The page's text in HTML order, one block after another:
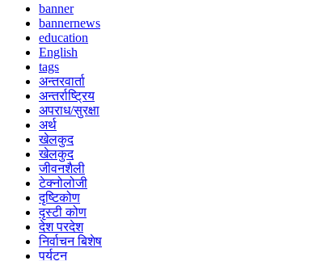
banner
bannernews
education
English
tags
अन्तरवार्ता
अन्तर्राष्ट्रिय
अपराध/सुरक्षा
अर्थ
खेलकुद
खेलकुद
जीवनशैली
टेक्नोलोजी
दृष्टिकोण
दृस्टी कोण
देश परदेश
निर्वाचन बिशेष
पर्यटन